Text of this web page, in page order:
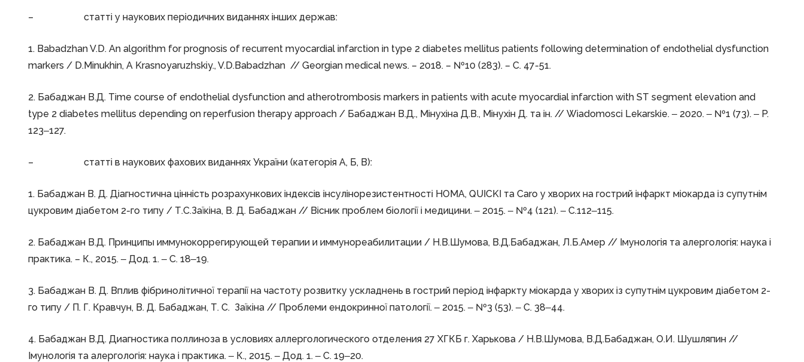
– статті у наукових періодичних виданнях інших держав:
1. Babadzhan V.D. An algorithm for prognosis of recurrent myocardial infarction in type 2 diabetes mellitus patients following determination of endothelial dysfunction
markers / D.Minukhin, A Krasnoyaruzhskiy., V.D.Babadzhan // Georgian medical news. – 2018. – №10 (283). – С. 47-51.
2. Бабаджан В.Д. Time course of endothelial dysfunction and atherotrombosis markers in patients with acute myocardial infarction with ST segment elevation and
type 2 diabetes mellitus depending on reperfusion therapy approach / Бабаджан В.Д., Мінухіна Д.В., Мінухін Д. та ін. // Wiadomosci Lekarskie. ‒ 2020. ‒ №1 (73). ‒ P.
123‒127.
– статті в наукових фахових виданнях України (категорія А, Б, В):
1. Бабаджан В. Д. Діагностична цінність розрахункових індексів інсулінорезистентності НОМА, QUICKI та Caro у хворих на гострий інфаркт міокарда із супутнім
цукровим діабетом 2-го типу / Т.С.Заїкіна, В. Д. Бабаджан // Вісник проблем біології і медицини. ‒ 2015. ‒ №4 (121). ‒ С.112‒115.
2. Бабаджан В.Д. Принципы иммунокоррегирующей терапии и иммунореабилитации / Н.В.Шумова, В.Д.Бабаджан, Л.Б.Амер // Імунологія та алергологія: наука і
практика. – К., 2015. ‒ Дод. 1. ‒ С. 18‒19.
3. Бабаджан В. Д. Вплив фібринолітичної терапії на частоту розвитку ускладнень в гострий період інфаркту міокарда у хворих із супутнім цукровим діабетом 2-
го типу / П. Г. Кравчун, В. Д. Бабаджан, Т. С. Заїкіна // Проблеми ендокринної патології. ‒ 2015. ‒ №3 (53). ‒ С. 38‒44.
4. Бабаджан В.Д. Диагностика поллиноза в условиях аллергологического отделения 27 ХГКБ г. Харькова / Н.В.Шумова, В.Д.Бабаджан, О.И. Шушляпин //
Імунологія та алергологія: наука і практика. ‒ К., 2015. ‒ Дод. 1. ‒ С. 19‒20.